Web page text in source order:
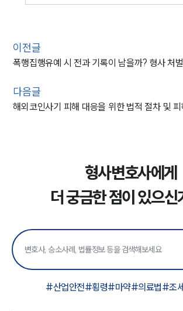
이전글
다음글
형사변호사에게
더 궁금한 점이 있으신
#산업안전#횡령#마약#의료법#조